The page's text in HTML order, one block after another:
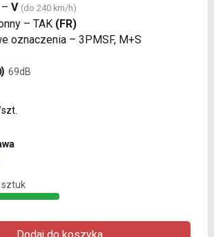
V (do 240 km/h)
– TAK (FR)
oznaczenia – 3PMSF, M+S
69dB
szt.
sztuk